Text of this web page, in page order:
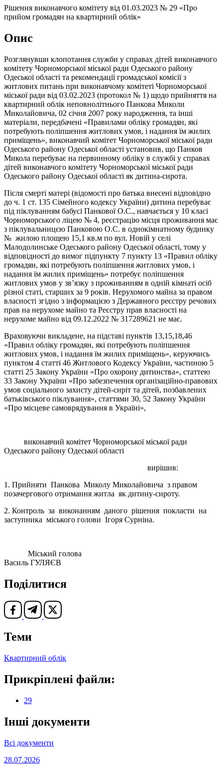
Рішення виконавчого комітету від 01.03.2023 № 29 «Про
прийом громадян на квартирний облік»
Опис
Розглянувши клопотання служби у справах дітей виконавчого
комітету Чорноморської міської ради Одеського району
Одеської області та рекомендації громадської комісії з
житлових питань при виконавчому комітеті Чорноморської
міської ради від 03.02.2023 (протокол № 1) щодо прийняття на
квартирний облік неповнолітнього Панкова Миколи
Миколайовича, 02 січня 2007 року народження, та інші
матеріали, передбачені «Правилами обліку громадян, які
потребують поліпшення житлових умов, і надання їм жилих
приміщень», виконавчий комітет Чорноморської міської ради
Одеського району Одеської області установив, що Панков
Микола перебуває на первинному обліку в службі у справах
дітей виконавчого комітету Чорноморської міської ради
Одеського району Одеської області як дитина-сирота.
Після смерті матері (відомості про батька внесені відповідно
до ч. 1 ст. 135 Сімейного кодексу України) дитина перебуває
під піклуванням бабусі Панкової О.С., навчається у 10 класі
Чорноморського ліцею № 4, реєстрацію місця проживання має
з піклувальницєю Панковою О.С. в однокімнатному будинку
№ жилою площею 15,1 кв.м по вул. Новій у селі
Малодолинське Одеського району Одеської області, тому у
відповідності до вимог підпункту 7 пункту 13 «Правил обліку
громадян, які потребують поліпшення житлових умов, і
надання їм жилих приміщень» потребує поліпшення
житлових умов у зв’язку з проживанням в одній кімнаті осіб
різної статі, старших за 9 років. Нерухомого майна за правом
власності згідно з інформацією з Державного реєстру речових
прав на нерухоме майно та Реєстру прав власності на
нерухоме майно від 09.12.2022 № 317289621 не має.
Враховуючи викладене, на підставі пунктів 13,15,18,46
«Правил обліку громадян, які потребують поліпшення
житлових умов, і надання їм жилих приміщень», керуючись
пунктом 4 статті 46 Житлового Кодексу України, частиною 5
статті 25 Закону України «Про охорону дитинства», статтею
33 Закону України «Про забезпечення організаційно-правових
умов соціального захисту дітей-сиріт та дітей, позбавлених
батьківського піклування», статтями 30, 52 Закону України
«Про місцеве самоврядування в Україні»,
виконавчий комітет Чорноморської міської ради
Одеського району Одеської області
вирішив:
1. Прийняти Панкова Миколу Миколайовича з правом
позачергового отримання житла як дитину-сироту.
2. Контроль за виконанням даного рішення покласти на
заступника міського голови Ігоря Сурніна.
Міський голова
Василь ГУЛЯЄВ
Поділитися
Теми
Квартирний облік
Прикріплені файли:
29
Інші документи
Всі документи
28.07.2026